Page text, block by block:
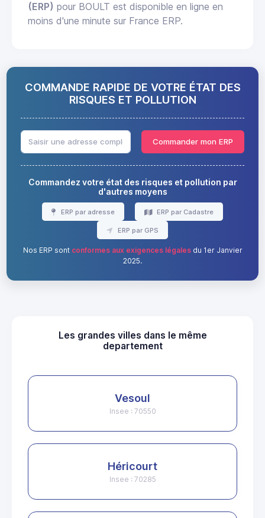
(ERP) pour BOULT est disponible en ligne en
moins d'une minute sur France ERP.
COMMANDE RAPIDE DE VOTRE ÉTAT DES
RISQUES ET POLLUTION
Commander mon ERP
Commandez votre état des risques et pollution par
d'autres moyens
ERP par adresse ERP par Cadastre
ERP par GPS
Nos ERP sont conformes aux exigences légalesdu 1er Janvier
2025.
Les grandes villes dans le même
departement
Vesoul
Insee : 70550
Héricourt
Insee : 70285